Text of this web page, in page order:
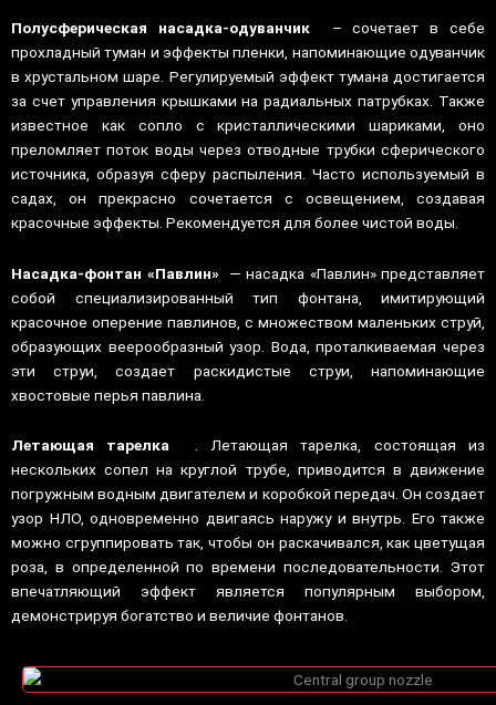
Полусферическая насадка-одуванчик– сочетает в себе
прохладный туман и эффекты пленки, напоминающие одуванчик
в хрустальном шаре. Регулируемый эффект тумана достигается
за счет управления крышками на радиальных патрубках. Также
известное как сопло с кристаллическими шариками, оно
преломляет поток воды через отводные трубки сферического
источника, образуя сферу распыления. Часто используемый в
садах, он прекрасно сочетается с освещением, создавая
красочные эффекты. Рекомендуется для более чистой воды.
Насадка-фонтан «Павлин»— насадка «Павлин» представляет
собой специализированный тип фонтана, имитирующий
красочное оперение павлинов, с множеством маленьких струй,
образующих веерообразный узор. Вода, проталкиваемая через
эти струи, создает раскидистые струи, напоминающие
хвостовые перья павлина.
Летающая тарелка . Летающая тарелка, состоящая из
нескольких сопел на круглой трубе, приводится в движение
погружным водным двигателем и коробкой передач. Он создает
узор НЛО, одновременно двигаясь наружу и внутрь. Его также
можно сгруппировать так, чтобы он раскачивался, как цветущая
роза, в определенной по времени последовательности. Этот
впечатляющий эффект является популярным выбором,
демонстрируя богатство и величие фонтанов.